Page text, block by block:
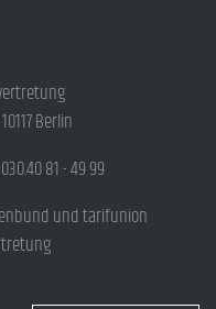
Berlin
81 - 49 99
und tarifunion